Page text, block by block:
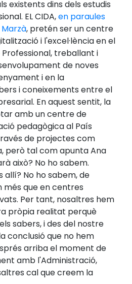
existents dins dels estudis
EL CIDA,en paraules
, pretén ser un centre
i l'excel·lència en el
treballant i
de noves
i en la
i coneixements entre el
En aquest sentit, la
amb un centre de
pedagògica al País
de projectes com
però tal com apunta Ana
això? No ho sabem.
allí? No ho sabem, de
que en centres
Per tant, nosaltres hem
pròpia realitat perquè
sabers, i des del nostre
conclusió que no hem
arriba el moment de
amb l'Administració,
cal que creem la